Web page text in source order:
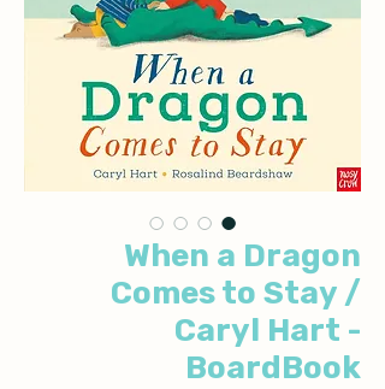
When a Dragon
Comes to Stay /
Caryl Hart -
BoardBook